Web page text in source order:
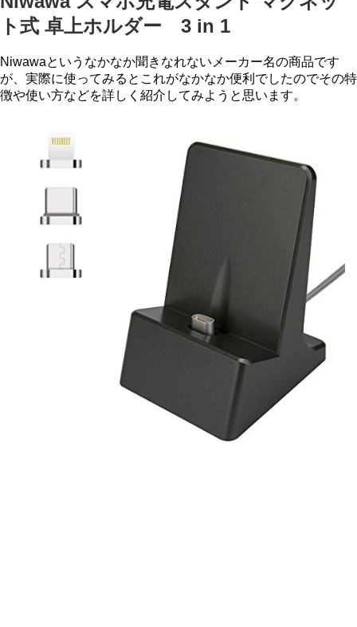
ト式 卓上ホルダー 3 in 1
Niwawaというなかなか聞きなれないメーカー名の商品です
が、実際に使ってみるとこれがなかなか便利でしたのでその特
徴や使い方などを詳しく紹介してみようと思います。